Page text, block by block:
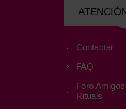
Contactar
FAQ
Foro
Rituals